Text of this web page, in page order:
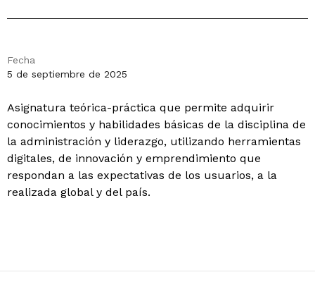
Fecha
5 de septiembre de 2025
Asignatura teórica-práctica que permite adquirir
conocimientos y habilidades básicas de la disciplina de
la administración y liderazgo, utilizando herramientas
digitales, de innovación y emprendimiento que
respondan a las expectativas de los usuarios, a la
realizada global y del país.